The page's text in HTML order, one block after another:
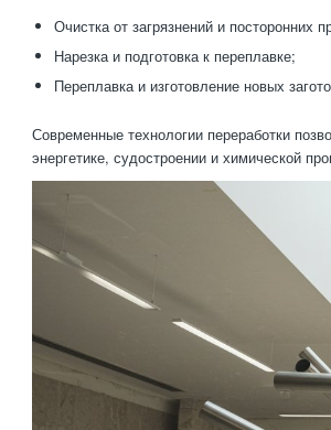
Очистка от загрязнений и посторонних
Нарезка и подготовка к переплавке;
Переплавка и изготовление новых
Современные технологии переработки
энергетике, судостроении и химической